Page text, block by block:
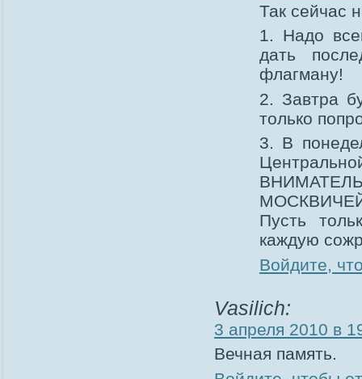
Так сейчас
1. Надо
дать
флагману!
2. Завтра
только
3. В
Пусть
каждую
Войдите,
Vasilich:
3 апреля 2010 в
Вечная память.